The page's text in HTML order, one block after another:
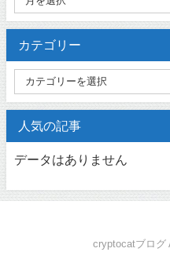
カテゴリー
人気の記事
データはありません
cryptocatブログ